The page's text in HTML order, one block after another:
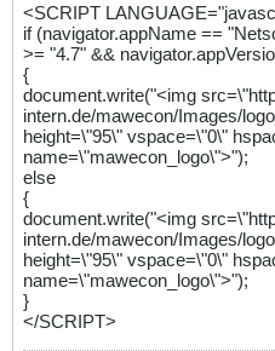
<SCRIPT
if (navigator.appName ==
>= "4.7" &&
{
document.write("<img
intern.de/mawecon/Images/
height=\"95\" vspace=\"0\"
name=\"mawecon_logo\">");
else
{
document.write("<img
intern.de/mawecon/Images/
height=\"95\" vspace=\"0\"
name=\"mawecon_logo\">");
}
</SCRIPT>